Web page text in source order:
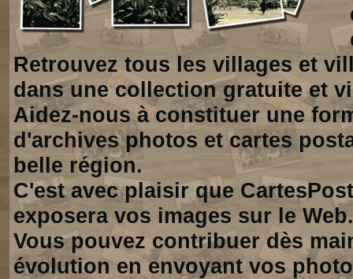
Retrouvez tous les villages et
dans une collection gratuite et
Aidez-nous à constituer une
d'archives photos et cartes
belle région.
C'est avec plaisir que
exposera vos images sur le Web.
Vous pouvez contribuer dès
évolution en envoyant vos